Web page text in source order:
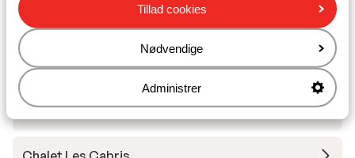
Tillad cookies
Nødvendige
Administrer
Andre overnatningssteder i Chatel
Residence Les Fermes de Chatel
Résidence Odalys Les Fermes de Châtel -
Særpris